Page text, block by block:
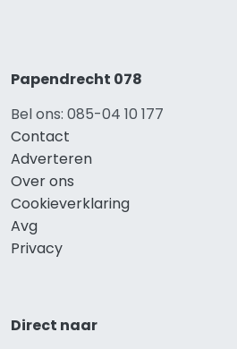
Papendrecht 078
Bel ons: 085-04 10 177
Contact
Adverteren
Over ons
Cookieverklaring
Avg
Privacy
Direct naar